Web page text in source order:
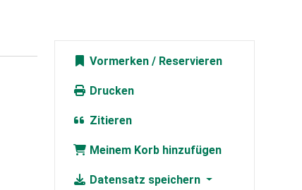
Vormerken
Drucken
Zitieren
Meinem Korb hinzufügen
Datensatz speichern